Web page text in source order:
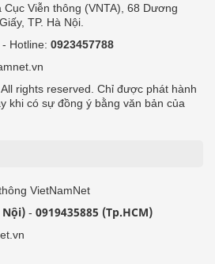
Viễn thông (VNTA), 68 Dương
TP. Hà Nội.
- Hotline: 0923457788
rights reserved. Chỉ được phát hành
khi có sự đồng ý bằng văn bản của
VietNamNet
Nội) - 0919435885 (Tp.HCM)